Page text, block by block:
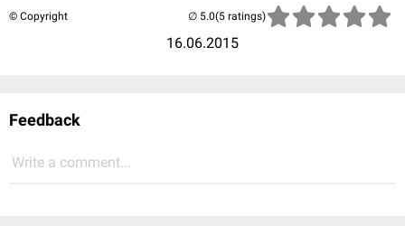
© Copyright
16.06.2015
(5 ratings)
Feedback
Write a comment...